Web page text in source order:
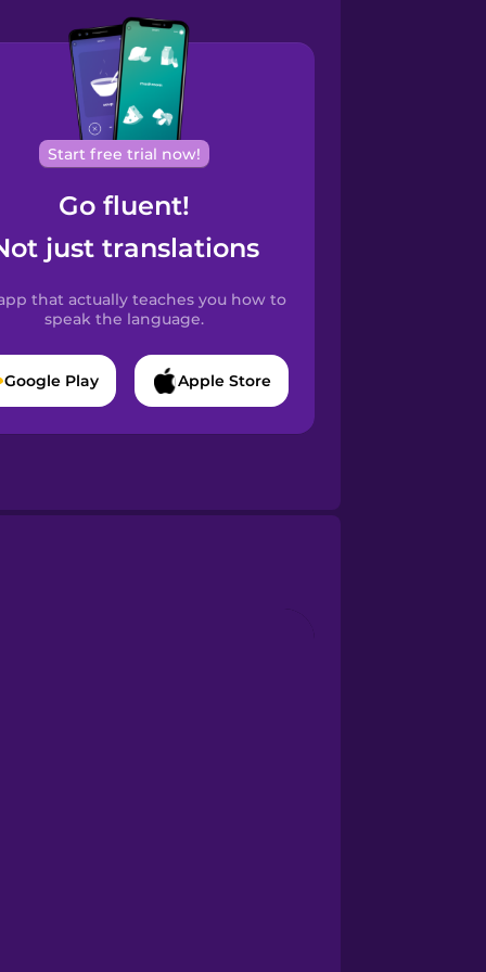
Start free trial now!
Go fluent!
just translations
that actually teaches you how to
speak the language.
Google Play Apple Store